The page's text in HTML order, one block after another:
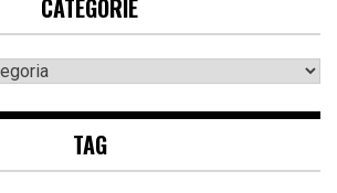
CATEGORIE
TAG